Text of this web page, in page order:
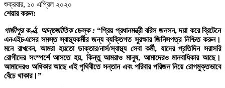
শুক্রবার, ১০ এপ্রিল ২০২০
শেয়ার করুন:
গাজীপুর কণ্ঠ, আন্তর্জাতিক ডেস্ক : “প্রিয় প্রধানমন্ত্রী বরিস জনসন, দয়া করে ব্রিটেনে
এনএইচএসের সমস্ত স্বাস্থ্যকর্মীর জন্য ব্যক্তিগত সুরক্ষার জিনিসপত্র নিশ্চিত করুন।
মনে রাখবেন, আমরা হয়তো ডাক্তার/নার্স/স্বাস্থ্য সেবা কর্মী, যাদের প্রতিদিন সরাসরি
রোগীদের সংস্পর্শে আসতে হয়, কিন্তু আমরাও মানুষ, আমাদেরও মানবাধিকার আছে।
আমাদেরও অধিকার আছে এই পৃথিবীতে সন্তান এবং পরিবার পরিজন নিয়ে রোগমুক্তভাবে
বেঁচে থাকার।”